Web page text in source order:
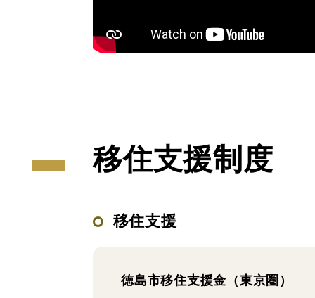
移住支援制度
移住支援
徳島市移住支援金（東京圏）